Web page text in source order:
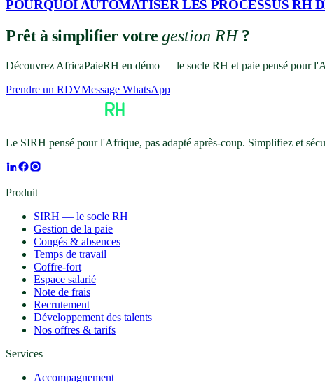
POURQUOI AUTOMATISER LES PROCESSUS RH
Prêt à simplifier votregestion RH?
Découvrez AfricaPaieRH en démo — le socle RH et paie pensé pour
Prendre un RDVMessage WhatsApp
Le SIRH pensé pour l'Afrique, pas adapté après-coup. Simplifiez et
Produit
SIRH — le socle RH
Gestion de la paie
Congés & absences
Temps de travail
Coffre-fort
Espace salarié
Note de frais
Recrutement
Développement des talents
Nos offres & tarifs
Services
Accompagnement